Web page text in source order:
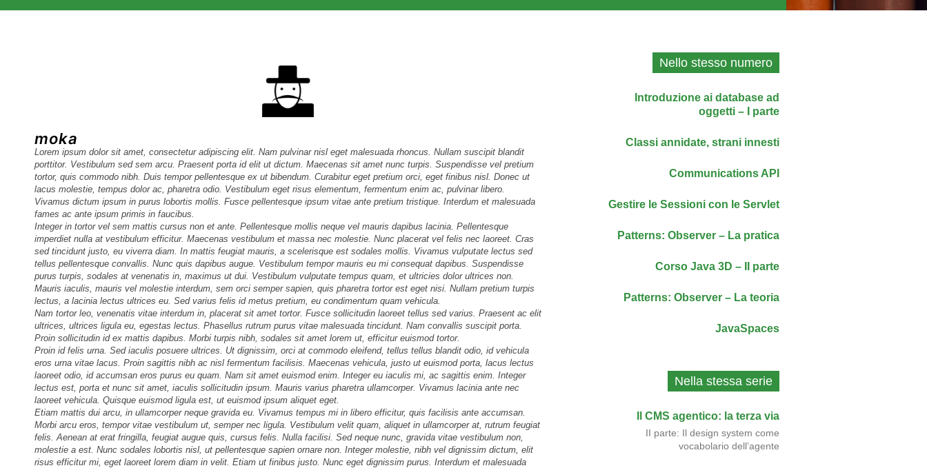
moka
Lorem ipsum dolor sit amet, consectetur adipiscing elit. Nam pulvinar nisl eget malesuada rhoncus. Nullam suscipit blandit
porttitor. Vestibulum sed sem arcu. Praesent porta id elit ut dictum. Maecenas sit amet nunc turpis. Suspendisse vel pretium
tortor, quis commodo nibh. Duis tempor pellentesque ex ut bibendum. Curabitur eget pretium orci, eget finibus nisl. Donec ut
lacus molestie, tempus dolor ac, pharetra odio. Vestibulum eget risus elementum, fermentum enim ac, pulvinar libero.
Vivamus dictum ipsum in purus lobortis mollis. Fusce pellentesque ipsum vitae ante pretium tristique. Interdum et malesuada
fames ac ante ipsum primis in faucibus.
Integer in tortor vel sem mattis cursus non et ante. Pellentesque mollis neque vel mauris dapibus lacinia. Pellentesque
imperdiet nulla at vestibulum efficitur. Maecenas vestibulum et massa nec molestie. Nunc placerat vel felis nec laoreet. Cras
sed tincidunt justo, eu viverra diam. In mattis feugiat mauris, a scelerisque est sodales mollis. Vivamus vulputate lectus sed
tellus pellentesque convallis. Nunc quis dapibus augue. Vestibulum tempor mauris eu mi consequat dapibus. Suspendisse
purus turpis, sodales at venenatis in, maximus ut dui. Vestibulum vulputate tempus quam, et ultricies dolor ultrices non.
Mauris iaculis, mauris vel molestie interdum, sem orci semper sapien, quis pharetra tortor est eget nisi. Nullam pretium turpis
lectus, a lacinia lectus ultrices eu. Sed varius felis id metus pretium, eu condimentum quam vehicula.
Nam tortor leo, venenatis vitae interdum in, placerat sit amet tortor. Fusce sollicitudin laoreet tellus sed varius. Praesent ac elit
ultrices, ultrices ligula eu, egestas lectus. Phasellus rutrum purus vitae malesuada tincidunt. Nam convallis suscipit porta.
Proin sollicitudin id ex mattis dapibus. Morbi turpis nibh, sodales sit amet lorem ut, efficitur euismod tortor.
Proin id felis urna. Sed iaculis posuere ultrices. Ut dignissim, orci at commodo eleifend, tellus tellus blandit odio, id vehicula
eros urna vitae lacus. Proin sagittis nibh ac nisl fermentum facilisis. Maecenas vehicula, justo ut euismod porta, lacus lectus
laoreet odio, id accumsan eros purus eu quam. Nam sit amet euismod enim. Integer eu iaculis mi, ac sagittis enim. Integer
lectus est, porta et nunc sit amet, iaculis sollicitudin ipsum. Mauris varius pharetra ullamcorper. Vivamus lacinia ante nec
laoreet vehicula. Quisque euismod ligula est, ut euismod ipsum aliquet eget.
Etiam mattis dui arcu, in ullamcorper neque gravida eu. Vivamus tempus mi in libero efficitur, quis facilisis ante accumsan.
Morbi arcu eros, tempor vitae vestibulum ut, semper nec ligula. Vestibulum velit quam, aliquet in ullamcorper at, rutrum feugiat
felis. Aenean at erat fringilla, feugiat augue quis, cursus felis. Nulla facilisi. Sed neque nunc, gravida vitae vestibulum non,
molestie a est. Nunc sodales lobortis nisl, ut pellentesque sapien ornare non. Integer molestie, nibh vel dignissim dictum, elit
risus efficitur mi, eget laoreet lorem diam in velit. Etiam ut finibus justo. Nunc eget dignissim purus. Interdum et malesuada
Nello stesso numero
Introduzione ai database ad
oggetti – I parte
Classi annidate, strani innesti
Communications API
Gestire le Sessioni con le Servlet
Patterns: Observer – La pratica
Corso Java 3D – II parte
Patterns: Observer – La teoria
JavaSpaces
Nella stessa serie
Il CMS agentico: la terza via
II parte: Il design system come
vocabolario dell’agente